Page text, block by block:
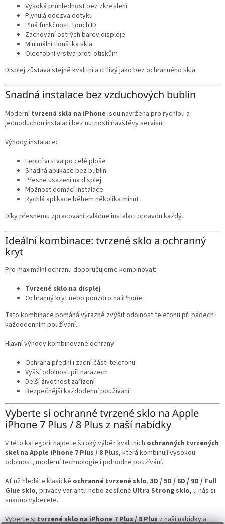
Vysoká průhlednost bez zkreslení
Plynulá odezva dotyku
Plná funkčnost Touch ID
Zachování ostrých barev displeje
Minimální tloušťka skla
Oleofobní vrstva proti otiskům
Displej zůstává stejně kvalitní a citlivý jako bez ochranného skla.
Snadná instalace bez vzduchových bublin
Modernítvrzená skla na iPhone jsou navržena pro rychlou a
jednoduchou instalaci bez nutnosti návštěvy servisu.
Výhody instalace:
Lepicí vrstva po celé ploše
Snadná aplikace bez bublin
Přesné usazení na displej
Možnost domácí instalace
Rychlá aplikace během několika minut
Díky přesnému zpracování zvládne instalaci opravdu každý.
Ideální kombinace: tvrzené sklo a ochranný
kryt
Pro maximální ochranu doporučujeme kombinovat:
Tvrzené sklo na displej
Ochranný kryt nebo pouzdro na iPhone
Tato kombinace pomáhá výrazně zvýšit odolnost telefonu při pádech i
každodenním používání.
Hlavní výhody kombinované ochrany:
Ochrana přední i zadní části telefonu
Vyšší odolnost při nárazech
Delší životnost zařízení
Bezpečnější každodenní používání
Vyberte si ochranné tvrzené sklo na Apple
iPhone 7 Plus / 8 Plus z naší nabídky
V této kategorii najdete široký výběr kvalitních ochranných tvrzených
skel na Apple iPhone 7 Plus / 8 Plus, která kombinují vysokou
odolnost, moderní technologie i pohodlné používání.
Ať už hledáte klasické ochranné tvrzené sklo, 3D / 5D / 6D / 9D / Full
Glue sklo, privacy variantu nebo zesílené Ultra Strong sklo, u nás si
snadno vyberete.
Vyberte sitvrzené sklo na iPhone 7 Plus / 8 Plusz naší nabídky a